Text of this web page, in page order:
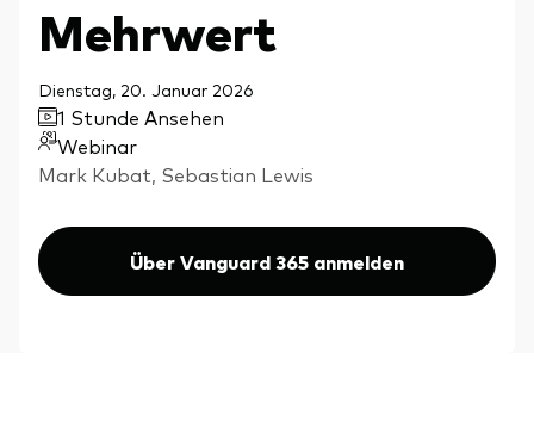
Anleihen
ESG / SRI
ETFs
Indexfonds
LifeStrategy
Modellportfolios
Events
Erfolgreiche Unternehmensführung
Kundenbeziehungen
Kontakt
Mehrwert
Dienstag, 20. Januar 2026
1 Stunde Ansehen
Webinar
Mark Kubat, Sebastian Lewis
Über Vanguard 365 anmelden